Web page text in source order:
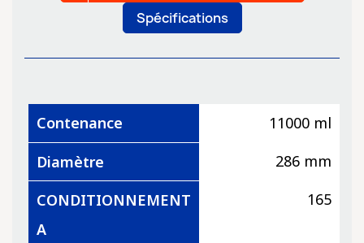
Spécifications
Contenance
11000 ml
Diamètre
286 mm
CONDITIONNEMENT
A
165